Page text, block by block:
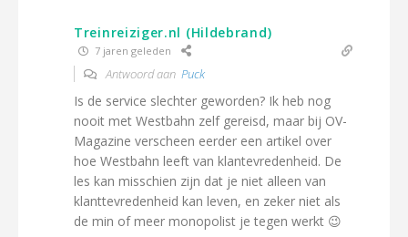
Treinreiziger.nl (Hildebrand)
7 jaren geleden
Antwoord aan Puck
Is de service slechter geworden? Ik heb nog
nooit met Westbahn zelf gereisd, maar bij OV-
Magazine verscheen eerder een artikel over
hoe Westbahn leeft van klantevredenheid. De
les kan misschien zijn dat je niet alleen van
klanttevredenheid kan leven, en zeker niet als
de min of meer monopolist je tegen werkt 😉